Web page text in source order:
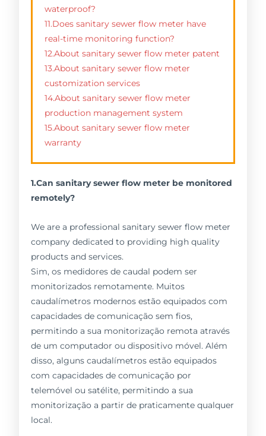
waterproof?
11.Does sanitary sewer flow meter have
real-time monitoring function?
12.About sanitary sewer flow meter patent
13.About sanitary sewer flow meter
customization services
14.About sanitary sewer flow meter
production management system
15.About sanitary sewer flow meter
warranty
1.Can sanitary sewer flow meter be monitored
remotely?
We are a professional sanitary sewer flow meter
company dedicated to providing high quality
products and services.
Sim, os medidores de caudal podem ser
monitorizados remotamente. Muitos
caudalímetros modernos estão equipados com
capacidades de comunicação sem fios,
permitindo a sua monitorização remota através
de um computador ou dispositivo móvel. Além
disso, alguns caudalímetros estão equipados
com capacidades de comunicação por
telemóvel ou satélite, permitindo a sua
monitorização a partir de praticamente qualquer
local.